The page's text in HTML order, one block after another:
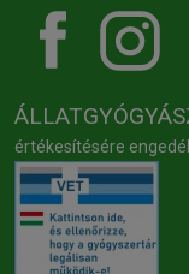
értékesítésére